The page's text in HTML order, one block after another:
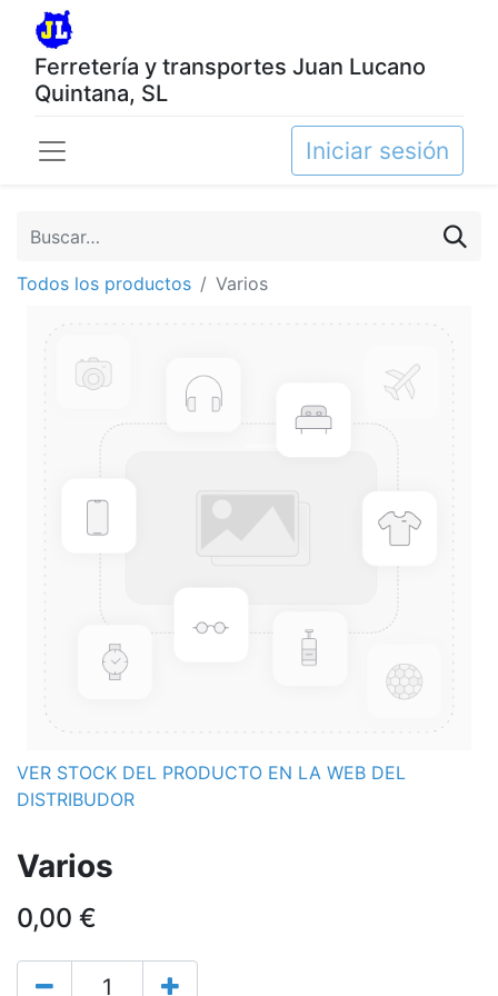
Ferretería y transportes Juan Lucano
Quintana, SL
Iniciar sesión
Todos los productos Varios
VER STOCK DEL PRODUCTO EN LA WEB DEL
DISTRIBUDOR
Varios
0,00 €